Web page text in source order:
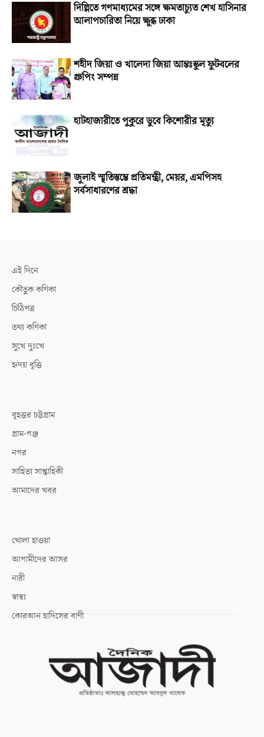
দিল্লিতে গণমাধ্যমের সঙ্গে ক্ষমতাচ্যুত শেখ হাসিনার
আলাপচারিতা নিয়ে ক্ষুব্ধ ঢাকা
শহীদ জিয়া ও খালেদা জিয়া আন্তঃস্কুল ফুটবলের
গ্রুপিং সম্পন্ন
হাটহাজারীতে পুকুরে ডুবে কিশোরীর মৃত্যু
জুলাই স্মৃতিস্তম্ভে প্রতিমন্ত্রী, মেয়র, এমপিসহ
সর্বসাধারণের শ্রদ্ধা
এই দিনে
কৌতুক কণিকা
চিঠিপত্র
তথ্য কণিকা
সুখে দুঃখে
হৃদয় বৃত্তি
বৃহত্তর চট্টগ্রাম
গ্রাম-গঞ্জ
নগর
সাহিত্য সাপ্তাহিকী
আমাদের খবর
খোলা হাওয়া
আগামীদের আসর
নারী
স্বাস্থ্য
কোরআন হাদিসের বাণী